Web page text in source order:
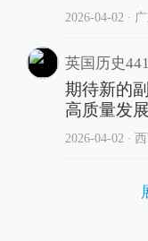
2026-04-02 ∙
英国历史
期待新的
高质量发
2026-04-02 ∙